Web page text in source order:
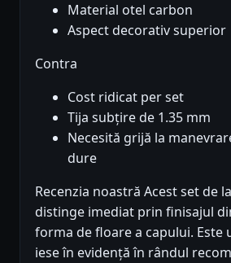
Material otel carbon
Aspect decorativ superior
Contra
Cost ridicat per set
Tija subțire de 1.35 mm
Necesită grijă la
dure
Recenzia noastră Acest set de
distinge imediat prin finisajul
forma de floare a capului. Este
iese în evidență în rândul